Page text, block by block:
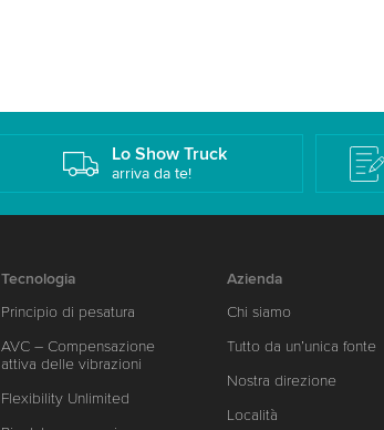
Lo Show Truck
arriva da te!
Tecnologia
Principio di pesatura
AVC – Compensazione
attiva delle vibrazioni
Flexibility Unlimited
Azienda
Chi siamo
Tutto da un’unica fonte
Nostra direzione
Località